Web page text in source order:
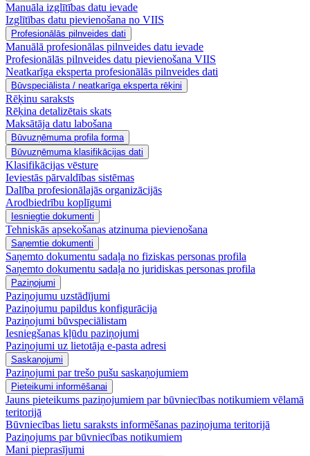
Manuāla izglītības datu ievade
Izglītības datu pievienošana no VIIS
Profesionālās pilnveides dati
Manuālā profesionālas pilnveides datu ievade
Profesionālās pilnveides datu pievienošana VIIS
Neatkarīga eksperta profesionālās pilnveides dati
Būvspeciālista / neatkarīga eksperta rēķini
Rēķinu saraksts
Rēķina detalizētais skats
Maksātāja datu labošana
Būvuzņēmuma profila forma
Būvuzņēmuma klasifikācijas dati
Klasifikācijas vēsture
Ieviestās pārvaldības sistēmas
Dalība profesionālajās organizācijās
Arodbiedrību koplīgumi
Iesniegtie dokumenti
Tehniskās apsekošanas atzinuma pievienošana
Saņemtie dokumenti
Saņemto dokumentu sadaļa no fiziskas personas profila
Saņemto dokumentu sadaļa no juridiskas personas profila
Paziņojumi
Paziņojumu uzstādījumi
Paziņojumu papildus konfigurācija
Paziņojumi būvspeciālistam
Iesniegšanas kļūdu paziņojumi
Paziņojumi uz lietotāja e-pasta adresi
Saskaņojumi
Paziņojumi par trešo pušu saskaņojumiem
Pieteikumi informēšanai
Jauns pieteikums paziņojumiem par būvniecības notikumiem vēlamā
teritorijā
Būvniecības lietu saraksts informēšanas paziņojuma teritorijā
Paziņojums par būvniecības notikumiem
Mani pieprasījumi